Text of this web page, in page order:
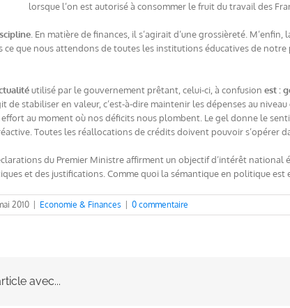
lorsque l’on est autorisé à consommer le fruit du travail des
. En matière de finances, il s’agirait d’une grossièreté.
ce que nous attendons de toutes les institutions éducatives de
utilisé par le gouvernement prêtant, celui-ci, à confusion est :
de stabiliser en valeur, c’est-à-dire maintenir les dépenses au
au moment où nos déficits nous plombent. Le gel donne le
Toutes les réallocations de crédits doivent pouvoir s’opérer
du Premier Ministre affirment un objectif d’intérêt national
et des justifications. Comme quoi la sémantique en politique
2010 Economie & Finances 0 commentaire
avec...